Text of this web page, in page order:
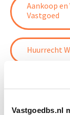
Vastgoedbs.nl
Aankoop en
Vastgoed
Huurrecht